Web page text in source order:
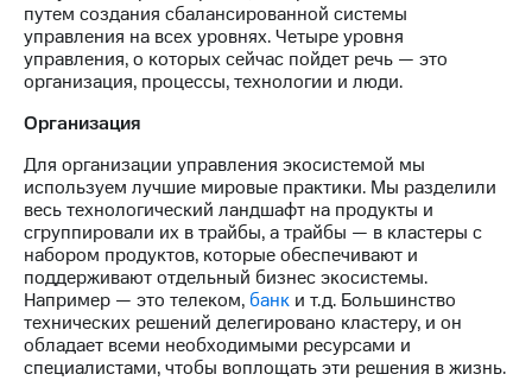
капитал
Контроль
и
аудит
акций
Описание
Программа
приобретения
Порядок
выкупа
акций
Дивиденды
Рынок
облигаций
путем создания сбалансированной системы
управления на всех уровнях. Четыре уровня
управления, о которых сейчас пойдет речь — это
организация, процессы, технологии и люди.
Организация
Для организации управления экосистемой мы
используем лучшие мировые практики. Мы разделили
весь технологический ландшафт на продукты и
сгруппировали их в трайбы, а трайбы — в кластеры с
набором продуктов, которые обеспечивают и
поддерживают отдельный бизнес экосистемы.
Например — это телеком, банк и т.д. Большинство
технических решений делегировано кластеру, и он
обладает всеми необходимыми ресурсами и
специалистами, чтобы воплощать эти решения в жизнь.